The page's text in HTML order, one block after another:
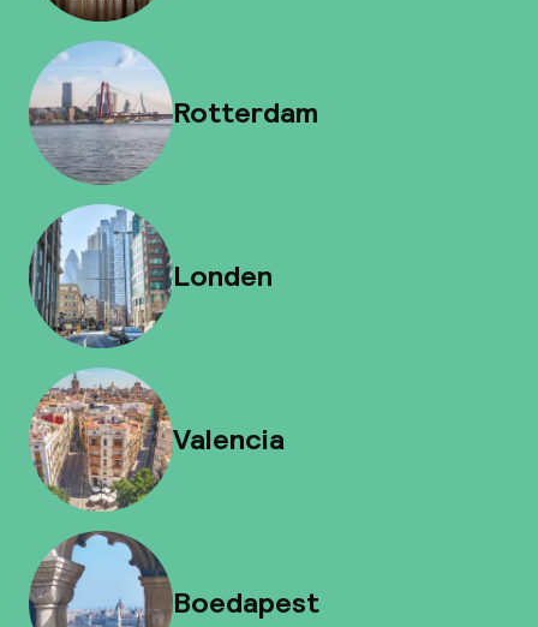
Rotterdam
Londen
Valencia
Boedapest